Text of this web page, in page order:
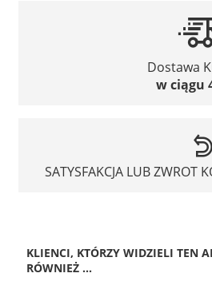
Dostawa
w ciągu
SATYSFAKCJA LUB ZWROT
KLIENCI, KTÓRZY WIDZIELI TEN
RÓWNIEŻ ...